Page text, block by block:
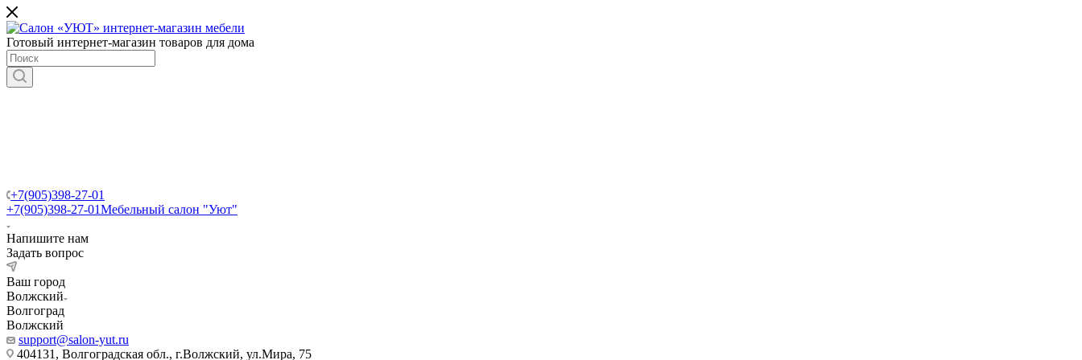
Готовый интернет-магазин товаров для дома
+7(905)398-27-01
+7(905)398-27-01Мебельный салон "Уют"
Напишите нам
Задать вопрос
Ваш город
Волжский
Волгоград
Волжский
support@salon-yut.ru
404131, Волгоградская обл., г.Волжский, ул.Мира, 75